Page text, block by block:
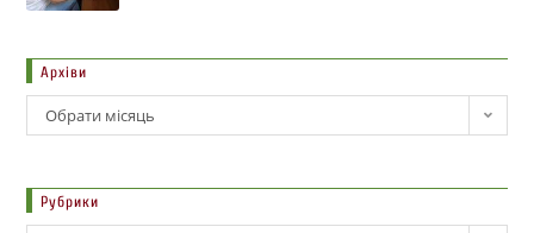
Архіви
Обрати місяць
Рубрики